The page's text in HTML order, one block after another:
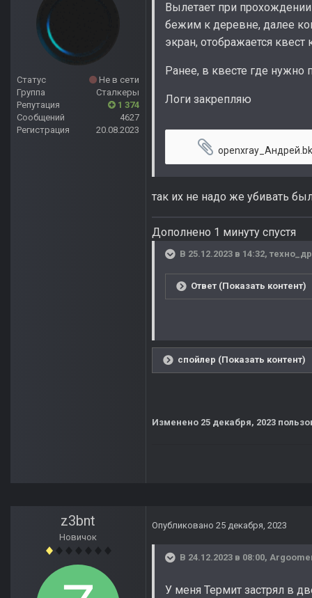
Статус
Не в сети
Группа
Сталкеры
Репутация
1 374
Сообщений
4627
Регистрация
20.08.2023
Вылетает при
бежим к деревне, далее
экран, отображается
Ранее, в квесте где нужно
Логи закрепляю
так их не надо же убивать
Дополнено 1 минуту спустя
В 25.12.2023 в 14:32,
Ответ (Показать контент)
спойлер (Показать контент)
Изменено 25 декабря, 2023
z3bnt
Новичок
Опубликовано 25 декабря, 2023
В 24.12.2023 в 08:00,
У меня Термит застрял в